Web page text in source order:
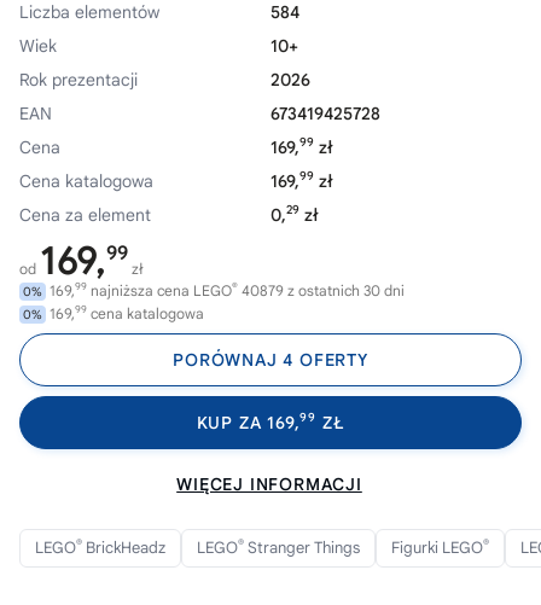
Liczba elementów
584
Wiek
10+
Rok prezentacji
2026
EAN
673419425728
Cena
169,99 zł
Cena katalogowa
169,99 zł
Cena za element
0,29 zł
od 169,99
zł
0% 169,99 najniższa cena LEGO® 40879 z ostatnich 30 dni
0% 169,99 cena katalogowa
PORÓWNAJ 4 OFERTY
KUP ZA 169,99 ZŁ
WIĘCEJ INFORMACJI
LEGO® BrickHeadz LEGO® Stranger Things Figurki LEGO®